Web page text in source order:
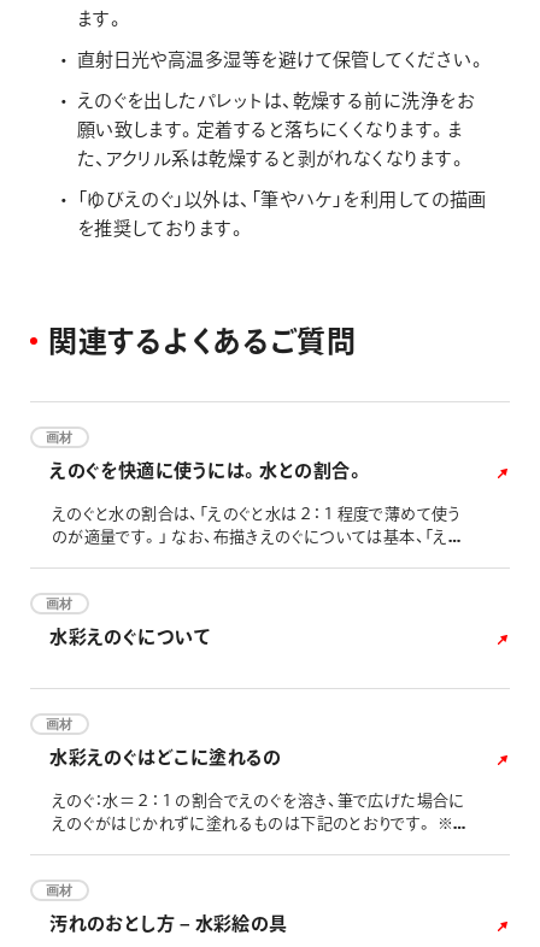
ます。
直射日光や高温多湿等を避けて保管してください。
えのぐを出したパレットは、乾燥する前に洗浄をお
願い致します。定着すると落ちにくくなります。ま
た、アクリル系は乾燥すると剥がれなくなります。
「ゆびえのぐ」以外は、「筆やハケ」を利用しての描画
を推奨しております。
関 連する よ く ある ご質 問
画材
えのぐを快適に使うには。水との割合。
えのぐと水の割合は、「えのぐと水は２：１程度で薄めて使う
のが適量です。」 なお、布描きえのぐについては基本、「えの
い。 ■FFPCシリーズの場合 こちらのページの「布の選び方、
使用に関するご注意事項」にございます表ををご参照くださ
い。 ■FFWEシリーズの場合 下記表をご参照ください。
画材
水彩えのぐについて
画材
水彩えのぐはどこに塗れるの
えのぐ：水＝２：１の割合でえのぐを溶き、筆で広げた場合に
えのぐがはじかれずに塗れるものは下記のとおりです。 ※水
でもはじかれて塗れない場合があります。 ※表面の加工状
態や汚れ具合によっては、「○」の塗布面でもはじかれて塗れ
ない場合があります。
画材
汚れのおとし方 – 水彩絵の具